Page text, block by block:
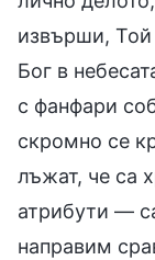
извърши, Той
Бог в
с фанфари
скромно се
лъжат, че са
атрибути —
направим